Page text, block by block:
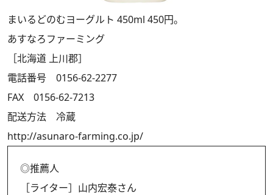
まいるどのむヨーグルト 450ml 450円。
あすなろファーミング
［北海道 上川郡］
電話番号 0156-62-2277
FAX 0156-62-7213
配送方法 冷蔵
http://asunaro-farming.co.jp/
◎推薦人
［ライター］山内宏泰さん